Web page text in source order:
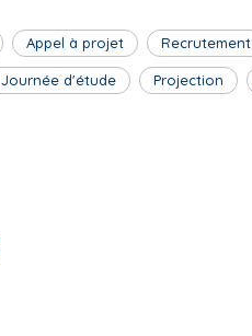
Appel à projet Recrutement
Journée d'étude Projection